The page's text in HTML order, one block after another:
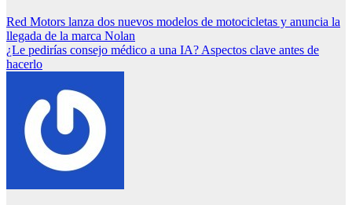
Red Motors lanza dos nuevos modelos de motocicletas y anuncia la
llegada de la marca Nolan
¿Le pedirías consejo médico a una IA? Aspectos clave antes de
hacerlo